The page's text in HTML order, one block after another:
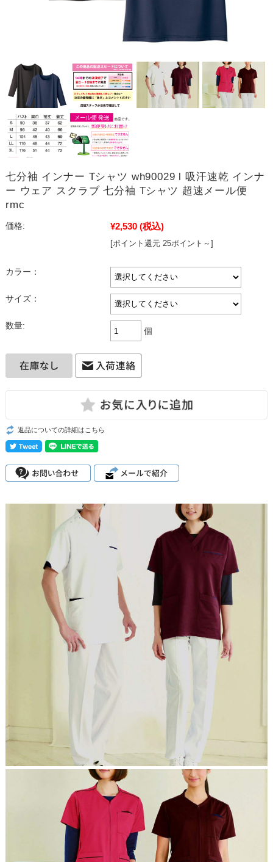
七分袖 インナー Tシャツ wh90029 l 吸汗速乾 インナ
ー ウェア スクラブ 七分袖 Tシャツ 超速メール便
rmc
価格: ¥2,530 (税込)
[ポイント還元 25ポイント～]
カラー：
サイズ：
数量:
個
返品についての詳細はこちら